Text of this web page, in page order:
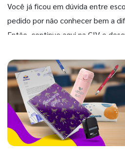
Você já ficou em dúvida entre
pedido por não conhecer bem a
Então, continue aqui na GIV e